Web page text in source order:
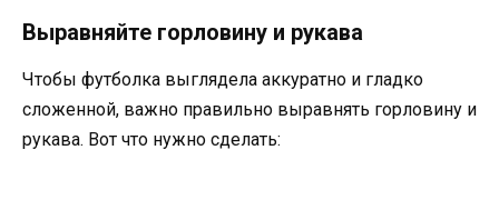
Выравняйте горловину и рукава
Чтобы футболка выглядела аккуратно и гладко
сложенной, важно правильно выравнять горловину и
рукава. Вот что нужно сделать: